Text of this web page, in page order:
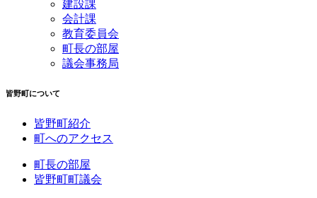
建設課
会計課
教育委員会
町長の部屋
議会事務局
皆野町について
皆野町紹介
町へのアクセス
町長の部屋
皆野町町議会